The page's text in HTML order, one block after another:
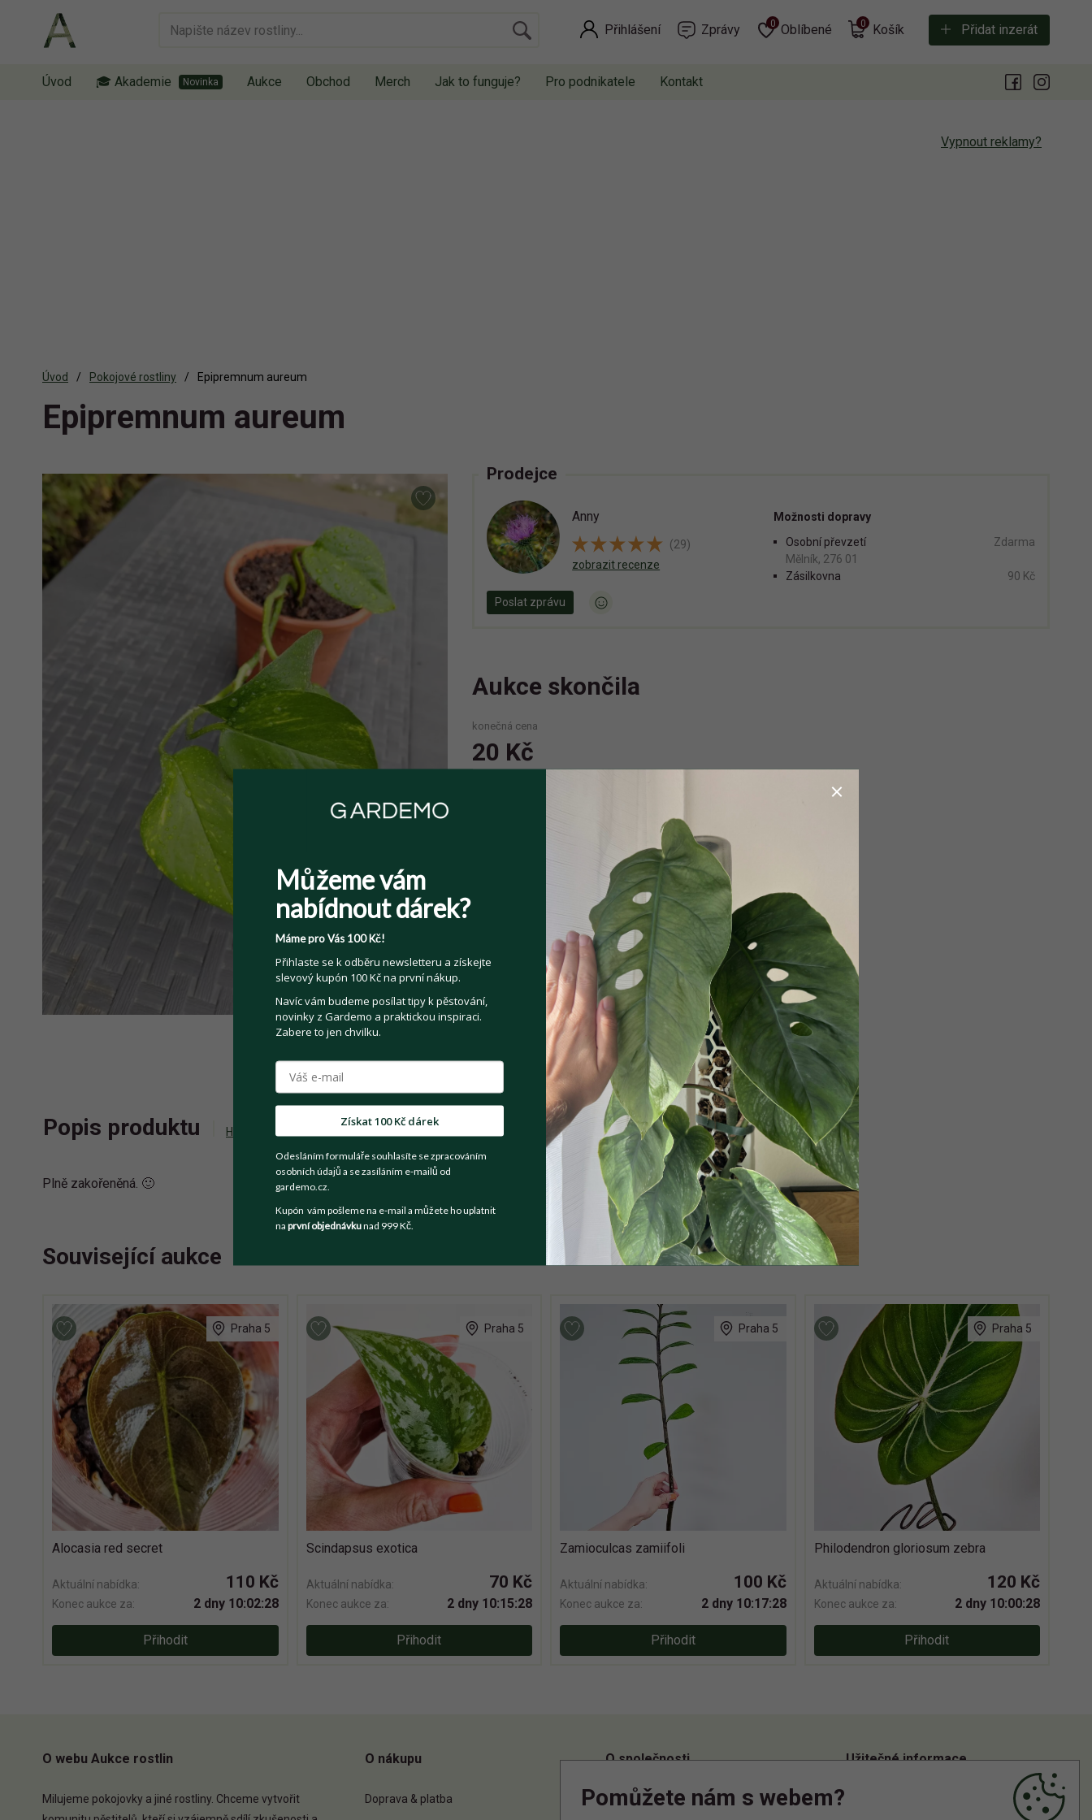
Přihlášení Zprávy Oblíbené
0 Košík
0 Přidat inzerát
Úvod 🎓 Akademie Aukce Obchod Merch Jak to funguje? Pro podnikatele Kontakt
Vypnout reklamy?
Úvod Pokojové rostliny Epipremnum aureum
Epipremnum aureum
Prodejce
Anny
(29)
zobrazit recenze
Poslat zprávu
Možnosti dopravy
Osobní převzetí
Mělník, 276 01
Zdarma
Zásilkovna 90 Kč
Aukce skončila
konečná cena
20 Kč
Spolehlivý prodejce
Prodejce má více jak 10 pozitivních
Twitter Email
Pokojové rostliny
Popis produktu Historie příhozů
Plně zakořeněná. 🙂
Související aukce
Praha 5
Alocasia red secret
Aktuální nabídka: 110 Kč
Konec aukce za: 2 dny 10:02:27
Přihodit
Praha 5
Scindapsus exotica
Aktuální nabídka: 70 Kč
Konec aukce za: 2 dny 10:15:27
Přihodit
Praha 5
Zamioculcas zamiifoli
Aktuální nabídka: 100 Kč
Konec aukce za: 2 dny 10:17:27
Přihodit
Praha 5
Philodendron gloriosum zebra
Aktuální nabídka: 120 Kč
Konec aukce za: 2 dny 10:00:27
Přihodit
O webu Aukce rostlin
Milujeme pokojovky a jiné rostliny. Chceme vytvořit
O nákupu
Doprava & platba
O společnosti
O nás
Užitečné informace
Informace o zpracování osobních údajů
Pomůžete nám s webem?
Můžeme vám
nabídnout dárek?
Máme pro Vás 100 Kč!
Přihlaste se k odběru newsletteru a získejte
slevový kupón 100 Kč na první nákup.
Navíc vám budeme posílat tipy k pěstování,
novinky z Gardemo a praktickou inspiraci.
Zabere to jen chvilku.
Získat 100 Kč dárek
Odesláním formuláře souhlasíte se zpracováním
osobních údajů a se zasíláním e-mailů od
gardemo.cz.
Kupón vám pošleme na e-mail a můžete ho uplatnit
na první objednávkunad 999 Kč.